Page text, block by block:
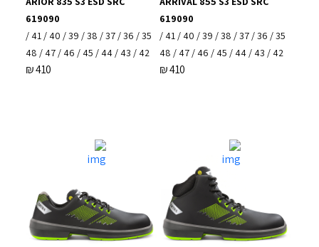
619090
35 / 36 / 37 / 38 / 39 / 40 / 41 /
42 / 43 / 44 / 45 / 46 / 47 / 48
410
₪
619090
35 / 36 / 37 / 38 / 39 / 40 / 41 /
42 / 43 / 44 / 45 / 46 / 47 / 48
410
₪